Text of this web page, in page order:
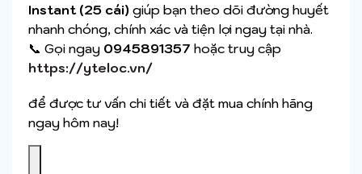
Instant (25 cái) giúp bạn theo dõi đường huyết
nhanh chóng, chính xác và tiện lợi ngay tại nhà.
📞 Gọi ngay 0945891357 hoặc truy cập
https://yteloc.vn/
để được tư vấn chi tiết và đặt mua chính hãng
ngay hôm nay!